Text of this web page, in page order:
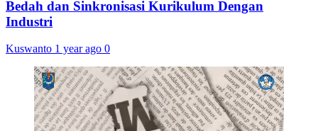
Bedah dan Sinkronisasi Kurikulum Dengan
Industri
Kuswanto 1 year ago 0